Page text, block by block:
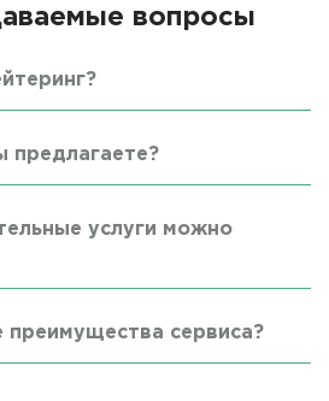
вопросы
предлагаете?
услуги можно
преимущества сервиса?